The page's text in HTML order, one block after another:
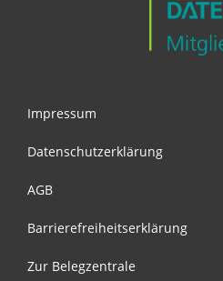
Impressum
Datenschutzerklärung
AGB
Barrierefreiheitserklärung
Zur Belegzentrale